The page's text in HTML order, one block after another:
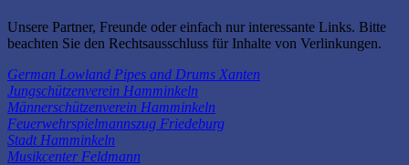
Unsere Partner, Freunde oder einfach nur interessante Links. Bitte
beachten Sie den Rechtsausschluss für Inhalte von Verlinkungen.
German Lowland Pipes and Drums Xanten
Jungschützenverein Hamminkeln
Männerschützenverein Hamminkeln
Feuerwehrspielmannszug Friedeburg
Stadt Hamminkeln
Musikcenter Feldmann